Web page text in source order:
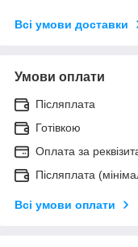
Всі умови доставки
Умови оплати
Післяплата
Готівкою
Оплата за
Післяплата
Всі умови оплати